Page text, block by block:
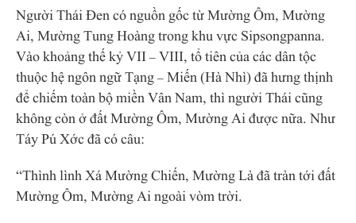
Người Thái Đen có nguồn gốc từ Mường Ôm, Mường
Ai, Mường Tung Hoàng trong khu vực Sipsongpanna.
Vào khoảng thế kỷ VII – VIII, tổ tiên của các dân tộc
thuộc hệ ngôn ngữ Tạng – Miến (Hà Nhì) đã hưng thịnh
để chiếm toàn bộ miền Vân Nam, thì người Thái cũng
không còn ở đất Mường Ôm, Mường Ai được nữa. Như
Táy Pú Xớc đã có câu:
“Thình lình Xá Mường Chiến, Mường Là đã tràn tới đất
Mường Ôm, Mường Ai ngoài vòm trời.